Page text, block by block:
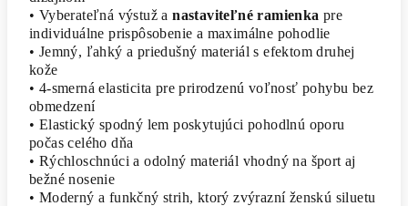
• Vyberateľná výstuž anastaviteľné ramienka pre
individuálne prispôsobenie a maximálne pohodlie
• Jemný, ľahký a priedušný materiál s efektom druhej
kože
• 4-smerná elasticita pre prirodzenú voľnosť pohybu bez
obmedzení
• Elastický spodný lem poskytujúci pohodlnú oporu
počas celého dňa
• Rýchloschnúci a odolný materiál vhodný na šport aj
bežné nosenie
• Moderný a funkčný strih, ktorý zvýrazní ženskú siluetu